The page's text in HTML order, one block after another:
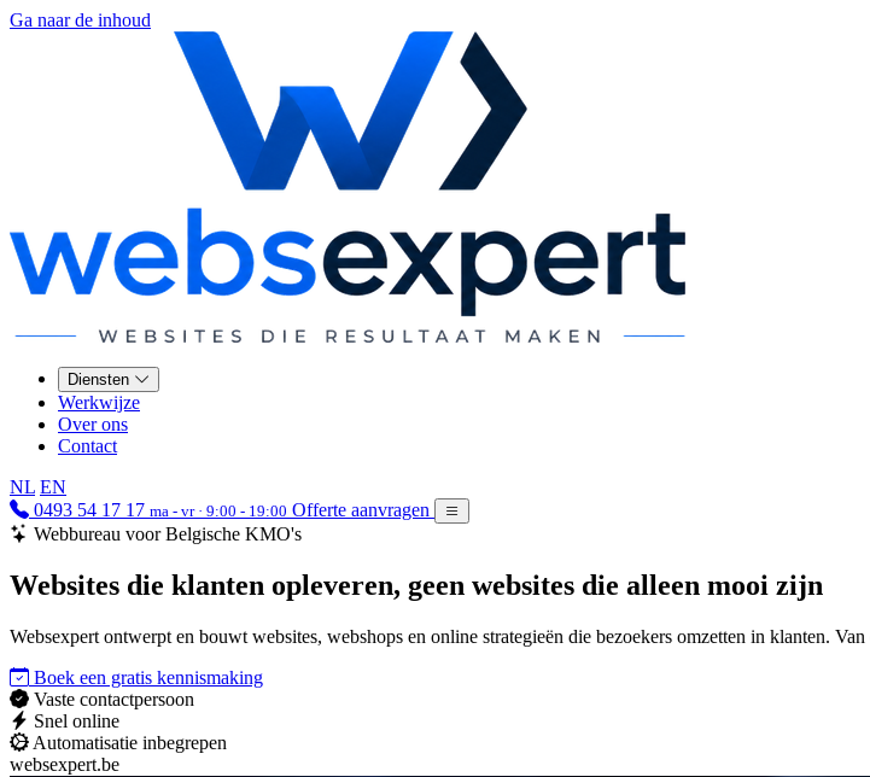
Ga naar de inhoud
Diensten
Werkwijze
Over ons
Contact
NL EN
0493 54 17 17 ma - vr · 9:00 - 19:00 Offerte aanvragen
Webbureau voor Belgische KMO's
Websites die klanten opleveren, geen websites die alleen mooi zijn
Websexpert ontwerpt en bouwt websites, webshops en online strategieën die bezoekers omzetten in klanten.
Boek een gratis kennismaking
Vaste contactpersoon
Snel online
Automatisatie inbegrepen
websexpert.be